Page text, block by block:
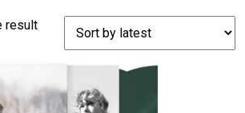
result